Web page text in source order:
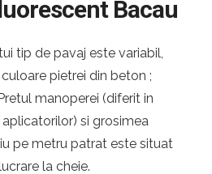
Bacau
tip de pavaj este variabil,
pietrei din beton ;
manoperei (diferit in
si grosimea
pe metru patrat este situat
la cheie.